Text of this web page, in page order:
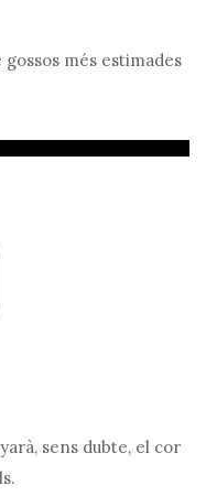
gossos més estimades
sens dubte, el cor